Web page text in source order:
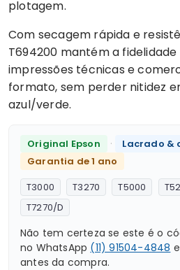
plotagem.
Com secagem rápida e
T694200 mantém a
impressões técnicas e
formato, sem perder nitidez
azul/verde.
Original Epson · Lacrado &
Garantia de 1 ano
T3000
T3270 T5000
T7270/D
Não tem certeza se este é o
no WhatsApp (11) 91504-4848
antes da compra.